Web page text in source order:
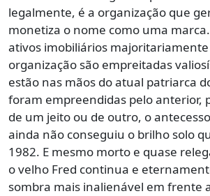
legalmente, é a organização que
monetiza o nome como uma
ativos imobiliários
organização são empreitadas
estão nas mãos do atual patriarca
foram empreendidas pelo anterior,
de um jeito ou de outro, o
ainda não conseguiu o brilho solo
1982. E mesmo morto e quase
o velho Fred continua e
sombra mais inalienável em frente